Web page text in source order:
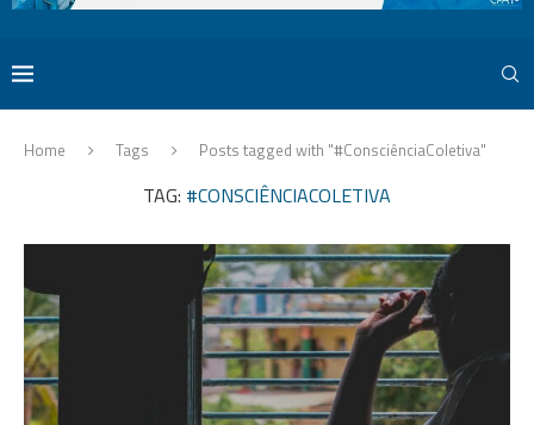
Home Tags Posts tagged with "#ConsciênciaColetiva"
TAG: #CONSCIÊNCIACOLETIVA